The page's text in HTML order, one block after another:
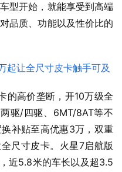
型开始，就能享受到高端
品质、功能以及性价比的
的高价垄断，开10万级全
驱/四驱、6MT/8AT等不
补贴至高优惠3万，双重
尺寸皮卡。火星7启航版
近5.8米的车长以及超3.5